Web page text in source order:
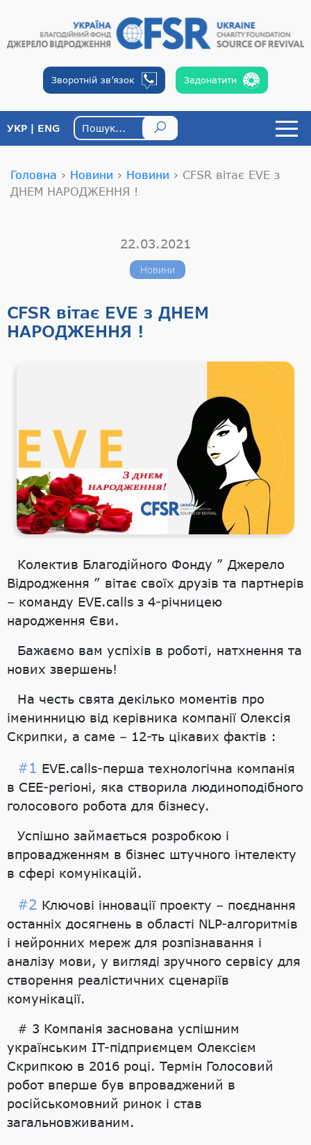
Зворотній зв’язок Задонатити
УКР ENG
Головна › Новини › Новини › CFSR вітає EVE з
ДНЕМ НАРОДЖЕННЯ !
22.03.2021
Новини
CFSR вітає EVE з ДНЕМ
НАРОДЖЕННЯ !
Колектив Благодійного Фонду ” Джерело
Відродження ” вітає своїх друзів та партнерів
– команду EVE.calls з 4-річницею
народження Єви.
Бажаємо вам успіхів в роботі, натхнення та
нових звершень!
На честь свята декілько моментів про
іменинницю від керівника компанії Олексія
Скрипки, а саме – 12-ть цікавих фактів :
#1 EVE.calls-перша технологічна компанія
в CEE-регіоні, яка створила людиноподібного
голосового робота для бізнесу.
Успішно займається розробкою і
впровадженням в бізнес штучного інтелекту
в сфері комунікацій.
#2 Ключові інновації проекту – поєднання
останніх досягнень в області NLP-алгоритмів
і нейронних мереж для розпізнавання і
аналізу мови, у вигляді зручного сервісу для
створення реалістичних сценаріїв
комунікації.
# 3 Компанія заснована успішним
українським ІТ-підприємцем Олексієм
Скрипкою в 2016 році. Термін Голосовий
робот вперше був впроваджений в
російськомовний ринок і став
загальновживаним.